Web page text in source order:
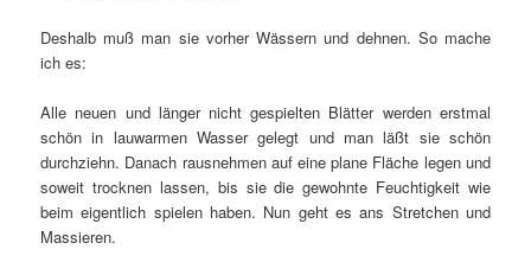
Deshalb muß man sie vorher Wässern und dehnen. So mache
ich es:
Alle neuen und länger nicht gespielten Blätter werden erstmal
schön in lauwarmen Wasser gelegt und man läßt sie schön
durchziehn. Danach rausnehmen auf eine plane Fläche legen und
soweit trocknen lassen, bis sie die gewohnte Feuchtigkeit wie
beim eigentlich spielen haben. Nun geht es ans Stretchen und
Massieren.